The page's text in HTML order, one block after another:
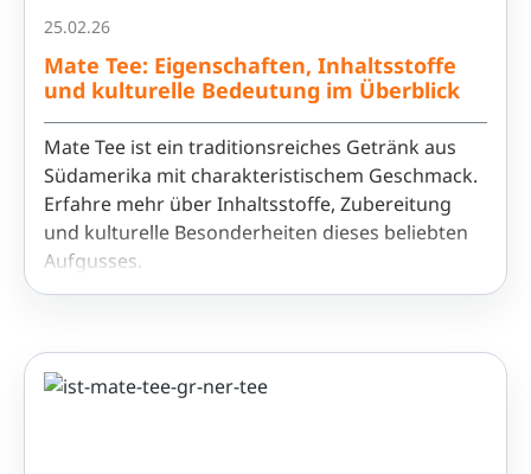
25.02.26
Mate Tee: Eigenschaften, Inhaltsstoffe
und kulturelle Bedeutung im Überblick
Mate Tee ist ein traditionsreiches Getränk aus
Südamerika mit charakteristischem Geschmack.
Erfahre mehr über Inhaltsstoffe, Zubereitung
und kulturelle Besonderheiten dieses beliebten
Aufgusses.